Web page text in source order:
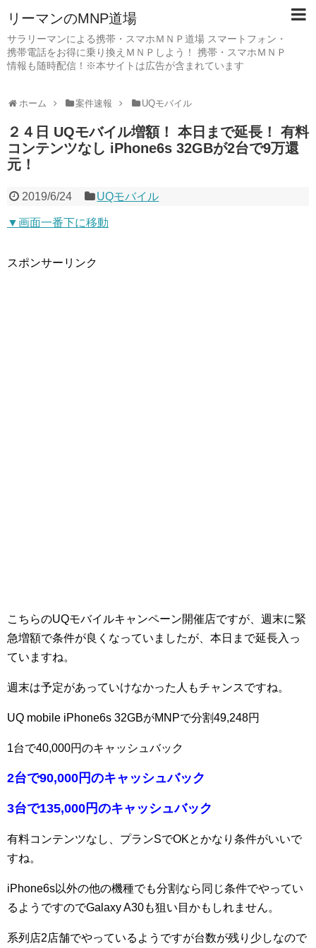
リーマンのMNP道場
サラリーマンによる携帯・スマホＭＮＰ道場 スマートフォン・
携帯電話をお得に乗り換えＭＮＰしよう！ 携帯・スマホＭＮＰ
情報も随時配信！※本サイトは広告が含まれています
ホーム 案件速報 UQモバイル
２４日 UQモバイル増額！ 本日まで延長！ 有料
コンテンツなし iPhone6s 32GBが2台で9万還
元！
2019/6/24 UQモバイル
▼画面一番下に移動
スポンサーリンク
こちらのUQモバイルキャンペーン開催店ですが、週末に緊
急増額で条件が良くなっていましたが、本日まで延長入っ
ていますね。
週末は予定があっていけなかった人もチャンスですね。
UQ mobile iPhone6s 32GBがMNPで分割49,248円
1台で40,000円のキャッシュバック
2台で90,000円のキャッシュバック
3台で135,000円のキャッシュバック
有料コンテンツなし、プランSでOKとかなり条件がいいで
すね。
iPhone6s以外の他の機種でも分割なら同じ条件でやってい
るようですのでGalaxy A30も狙い目かもしれません。
系列店2店舗でやっているようですが台数が残り少しなので